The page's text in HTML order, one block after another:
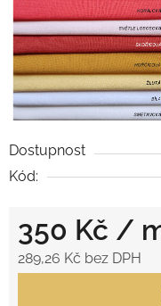
Dostupnost
Kód:
350 Kč /
289,26 Kč bez DPH